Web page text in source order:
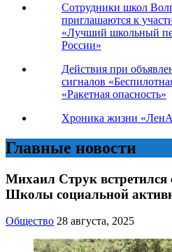
Сотрудники школ
приглашаются к
«Лучший школьный
России»
Действия при
сигналов
«Ракетная опасность»
Хроника жизни
Главные новости
Михаил Струк встретился
Школы социальной
Общество 28 августа, 2025